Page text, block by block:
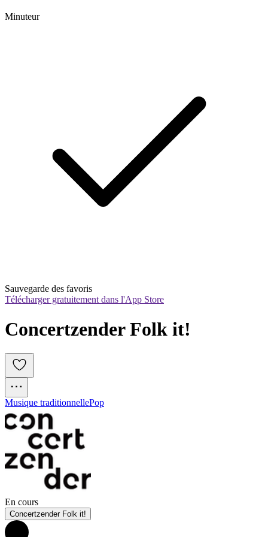
Minuteur
Sauvegarde des favoris
Télécharger gratuitement dans l'App Store
Concertzender Folk it!
Musique traditionnellePop
En cours
Concertzender Folk it!